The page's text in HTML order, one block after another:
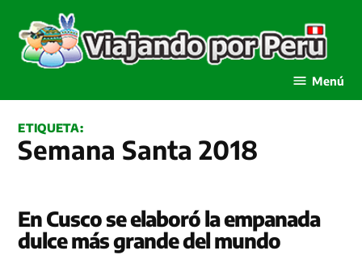
contenido
Menú
ETIQUETA:
Semana Santa 2018
En Cusco se elaboró la empanada
dulce más grande del mundo